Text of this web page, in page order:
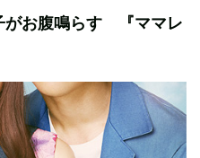
がお腹鳴らす 『ママレ